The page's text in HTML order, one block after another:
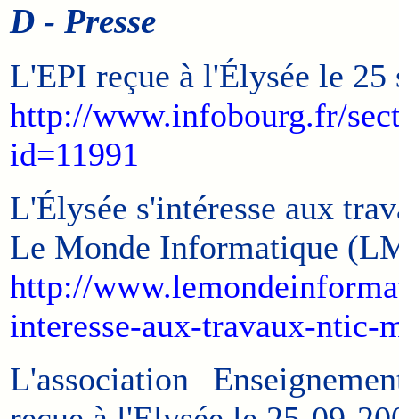
D - Presse
L'EPI reçue à l'Élysée le 25
http://www.infobourg.fr/
id=11991
L'Élysée s'intéresse aux
Le Monde Informatique
http://
interesse-aux-travaux-ntic-
L'association